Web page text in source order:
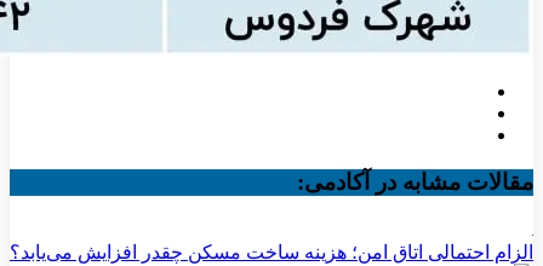
مقالات مشابه در آکادمی:
الزام احتمالی اتاق امن؛ هزینه ساخت مسکن چقدر افزایش می‌یابد؟